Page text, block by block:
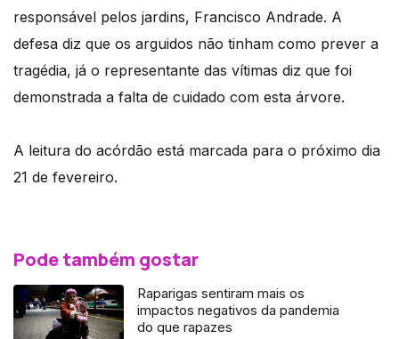
responsável pelos jardins, Francisco Andrade. A
defesa diz que os arguidos não tinham como prever a
tragédia, já o representante das vítimas diz que foi
demonstrada a falta de cuidado com esta árvore.
A leitura do acórdão está marcada para o próximo dia
21 de fevereiro.
Pode também gostar
Raparigas sentiram mais os
impactos negativos da pandemia
do que rapazes